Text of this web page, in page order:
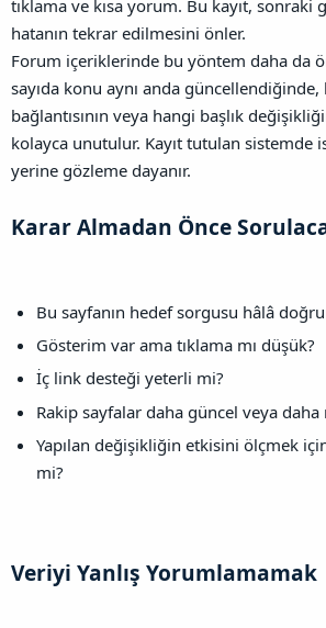
tıklama ve kısa yorum. Bu kayıt, sonraki
hatanın tekrar edilmesini önler.
Forum içeriklerinde bu yöntem daha da
sayıda konu aynı anda
bağlantısının veya hangi başlık
kolayca unutulur. Kayıt tutulan sistemde
yerine gözleme dayanır.
Karar Almadan Önce
Bu sayfanın hedef sorgusu hâlâ
Gösterim var ama tıklama mı düşük?
İç link desteği yeterli mi?
Rakip sayfalar daha güncel veya daha
Yapılan değişikliğin etkisini ölçmek
mi?
Veriyi Yanlış Yorumlamamak​